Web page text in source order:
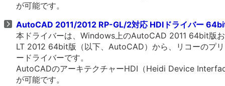
が可能です。
AutoCAD 2011/2012 RP-GL/2対応 HDIドライバー
本ドライバーは、Windows上のAutoCAD 2011 64bit版
LT 2012 64bit版（以下、AutoCAD）から、リコーのプ
ードライバーです。
AutoCADのアーキテクチャーHDI（Heidi Device
が可能です。